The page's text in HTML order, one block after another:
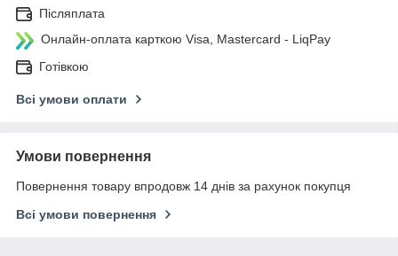
Післяплата
Онлайн-оплата карткою Visa, Mastercard - LiqPay
Готівкою
Всі умови оплати
Умови повернення
Повернення товару впродовж 14 днів за рахунок покупця
Всі умови повернення